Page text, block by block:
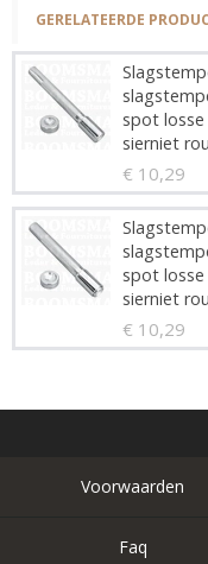
GERELATEERDE
spot
sierniet
€ 10,29
spot
sierniet
€ 10,29
Voorwaarden
Faq